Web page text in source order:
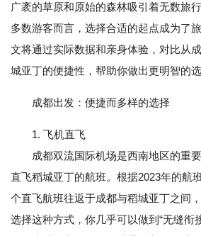
广袤的草原和原始的森林吸引着无数旅
多数游客而言，选择合适的起点成为了
文将通过实际数据和亲身体验，对比从
城亚丁的便捷性，帮助你做出更明智的选
成都出发：便捷而多样的选择
1. 飞机直飞
成都双流国际机场是西南地区的重要
直飞稻城亚丁的航班。根据2023年的航
个直飞航班往返于成都与稻城亚丁之间
选择这种方式，你几乎可以做到“无缝衔